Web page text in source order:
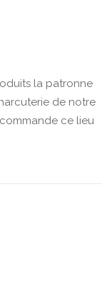
la patronne
de notre
ce lieu